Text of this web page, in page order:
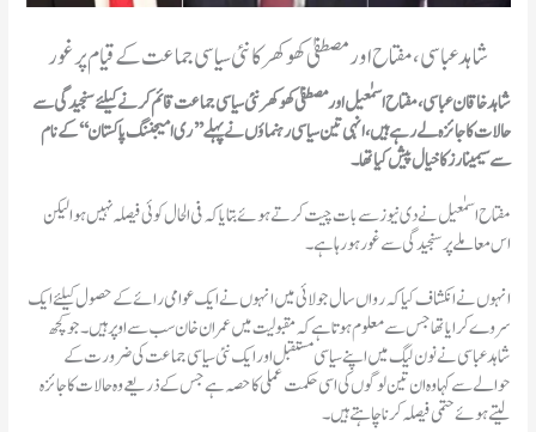
شاہد عباسی، مفتاح اور مصطفیٰ کھوکھر کا نئی سیاسی جماعت کے قیام پر غور
شاہد خاقان عباسی، مفتاح اسمٰعیل اور مصطفیٰ کھوکھر نئی سیاسی جماعت قائم کرنے کیلئے سنجیدگی سے
حالات کا جائزہ لے رہے ہیں، انہی تین سیاسی رہنماؤں نے پہلے ’’ری امیجننگ پاکستان‘‘ کے نام
سے سیمینارز کا خیال پیش کیا تھا۔
مفتاح اسمٰعیل نے دی نیوز سے بات چیت کرتے ہوئے بتایا کہ فی الحال کوئی فیصلہ نہیں ہوا لیکن
اس معاملے پر سنجیدگی سے غور ہو رہا ہے۔
انہوں نے انکشاف کیا کہ رواں سال جولائی میں انہوں نے ایک عوامی رائے کے حصول کیلئے ایک
سروے کرایا تھا جس سے معلوم ہوتا ہے کہ مقبولیت میں عمران خان سب سے اوپر ہیں۔ جو کچھ
شاہد عباسی نے نون لیگ میں اپنے سیاسی مستقبل اور ایک نئی سیاسی جماعت کی ضرورت کے
حوالے سے کہا وہ ان تین لوگوں کی اسی حکمت عملی کا حصہ ہے جس کے ذریعے وہ حالات کا جائزہ
لیتے ہوئے حتمی فیصلہ کرنا چاہتے ہیں۔